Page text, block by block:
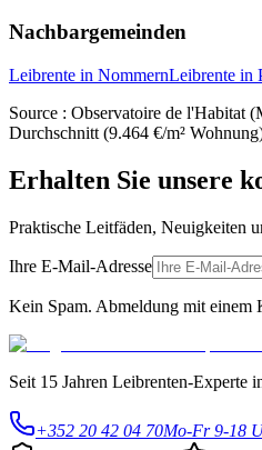
Nachbargemeinden
Leibrente in NommernLeibrente in
Source : Observatoire de l'Habitat
Durchschnitt (9.464 €/m²
Erhalten Sie unsere
Praktische Leitfäden, Neuigkeiten
Ihre E-Mail-Adresse
Kein Spam. Abmeldung mit einem
Seit 15 Jahren Leibrenten-Experte
+352 20 42 04 70Mo-Fr 9-18